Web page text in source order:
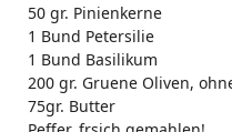
50 gr. Pinienkerne
1 Bund Petersilie
1 Bund Basilikum
200 gr. Gruene Oliven,
75gr. Butter